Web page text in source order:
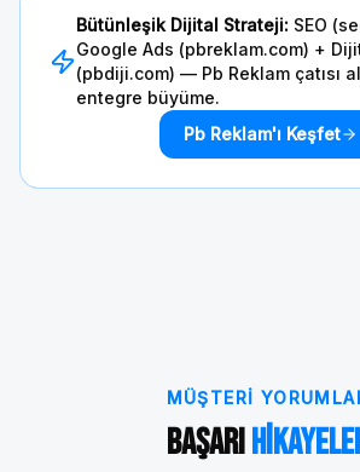
Bütünleşik Dijital Strateji: SEO
Google Ads (pbreklam.com) +
(pbdiji.com) — Pb Reklam çatısı
entegre büyüme.
Pb Reklam'ı Keşfet
MÜŞTERI
Başarı